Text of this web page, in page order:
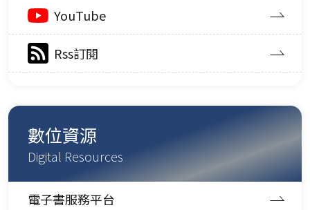
YouTube
Rss訂閱
數位資源
Digital Resources
電子書服務平台